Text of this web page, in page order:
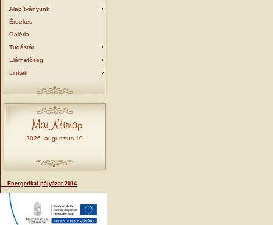
Alapítványunk
Érdekes
Galéria
Tudástár
Elérhetőség
Linkek
2026. augusztus 10.
Energetikai pályázat 2014